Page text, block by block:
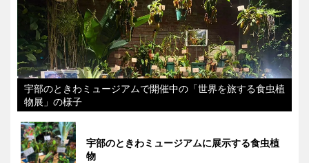
宇部のときわミュージアムで開催中の「世界を旅する食虫植
物展」の様子
宇部のときわミュージアムに展示する食虫植
物